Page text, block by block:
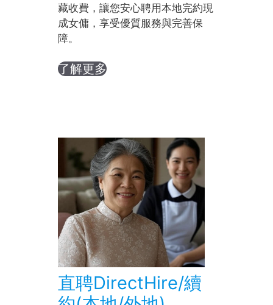
藏收費，讓您安心聘用本地完約現
成女傭，享受優質服務與完善保
障。
了解更多
直聘DirectHire/續